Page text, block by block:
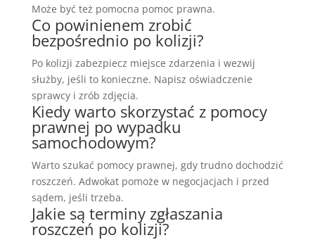
Może być też pomocna pomoc prawna.
Co powinienem zrobić
bezpośrednio po kolizji?
Po kolizji zabezpiecz miejsce zdarzenia i wezwij
służby, jeśli to konieczne. Napisz oświadczenie
sprawcy i zrób zdjęcia.
Kiedy warto skorzystać z pomocy
prawnej po wypadku
samochodowym?
Warto szukać pomocy prawnej, gdy trudno dochodzić
roszczeń. Adwokat pomoże w negocjacjach i przed
sądem, jeśli trzeba.
Jakie są terminy zgłaszania
roszczeń po kolizji?